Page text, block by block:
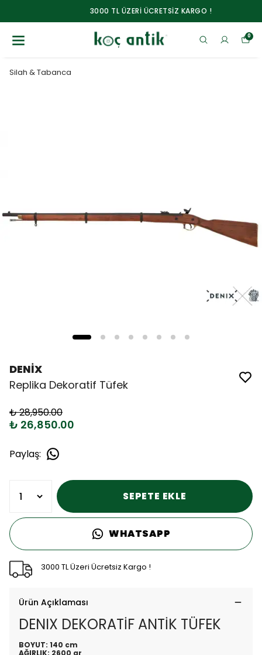
3000 TL ÜZERİ ÜCRETSİZ KARGO !
0
Silah & Tabanca
DENİX
Replika Dekoratif Tüfek
₺ 28,950.00
₺ 26,850.00
Paylaş:
SEPETE EKLE
WHATSAPP
3000 TL Üzeri Ücretsiz Kargo !
Ürün Açıklaması
DENIX DEKORATİF ANTİK TÜFEK
BOYUT: 140 cm
AĞIRLIK: 2600 gr